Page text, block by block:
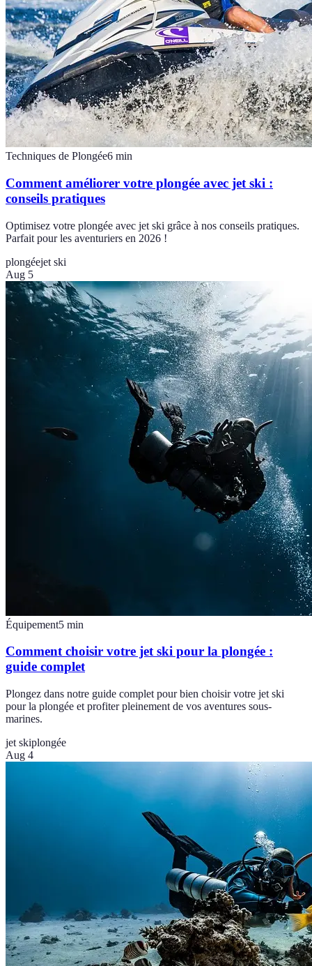
Techniques de Plongée6 min
Comment améliorer votre plongée avec jet ski :
conseils pratiques
Optimisez votre plongée avec jet ski grâce à nos conseils pratiques.
Parfait pour les aventuriers en 2026 !
plongéejet ski
Aug 5
Équipement5 min
Comment choisir votre jet ski pour la plongée :
guide complet
Plongez dans notre guide complet pour bien choisir votre jet ski
pour la plongée et profiter pleinement de vos aventures sous-
marines.
jet skiplongée
Aug 4